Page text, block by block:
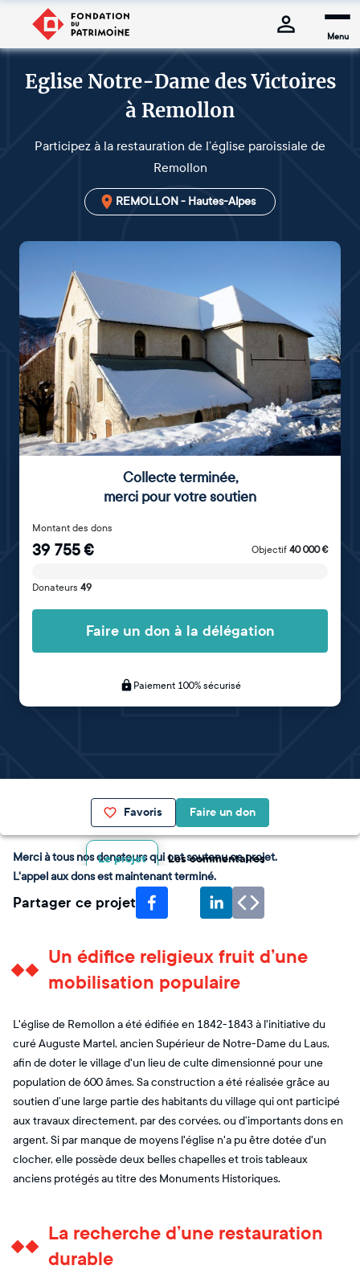
Menu
Eglise Notre-Dame des Victoires
à Remollon
Participez à la restauration de l’église paroissiale de
Remollon
REMOLLON - Hautes-Alpes
Collecte terminée,
merci pour votre soutien
Montant des dons
39 755€ Objectif 40 000€
Donateurs 49
Faire un don à la délégation
Paiement 100% sécurisé
Favoris Faire un don
Le projet Les commentaires
Merci à tous nos donateurs qui ont soutenu ce projet.
L'appel aux dons est maintenant terminé.
Partager ce projet
Un édifice religieux fruit d’une
mobilisation populaire
L'église de Remollon a été édifiée en 1842-1843 à l'initiative du
curé Auguste Martel, ancien Supérieur de Notre-Dame du Laus,
afin de doter le village d'un lieu de culte dimensionné pour une
population de 600 âmes. Sa construction a été réalisée grâce au
soutien d’une large partie des habitants du village qui ont participé
aux travaux directement, par des corvées, ou d’importants dons en
argent. Si par manque de moyens l'église n'a pu être dotée d'un
clocher, elle possède deux belles chapelles et trois tableaux
anciens protégés au titre des Monuments Historiques.
La recherche d’une restauration
durable